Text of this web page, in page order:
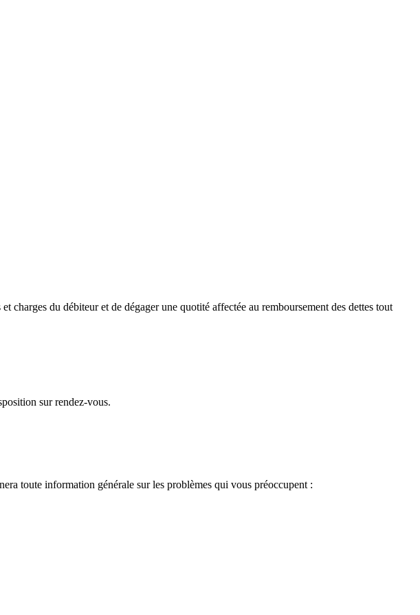
charges du débiteur et de dégager une quotité affectée au remboursement des dettes tout
sur rendez-vous.
toute information générale sur les problèmes qui vous préoccupent :